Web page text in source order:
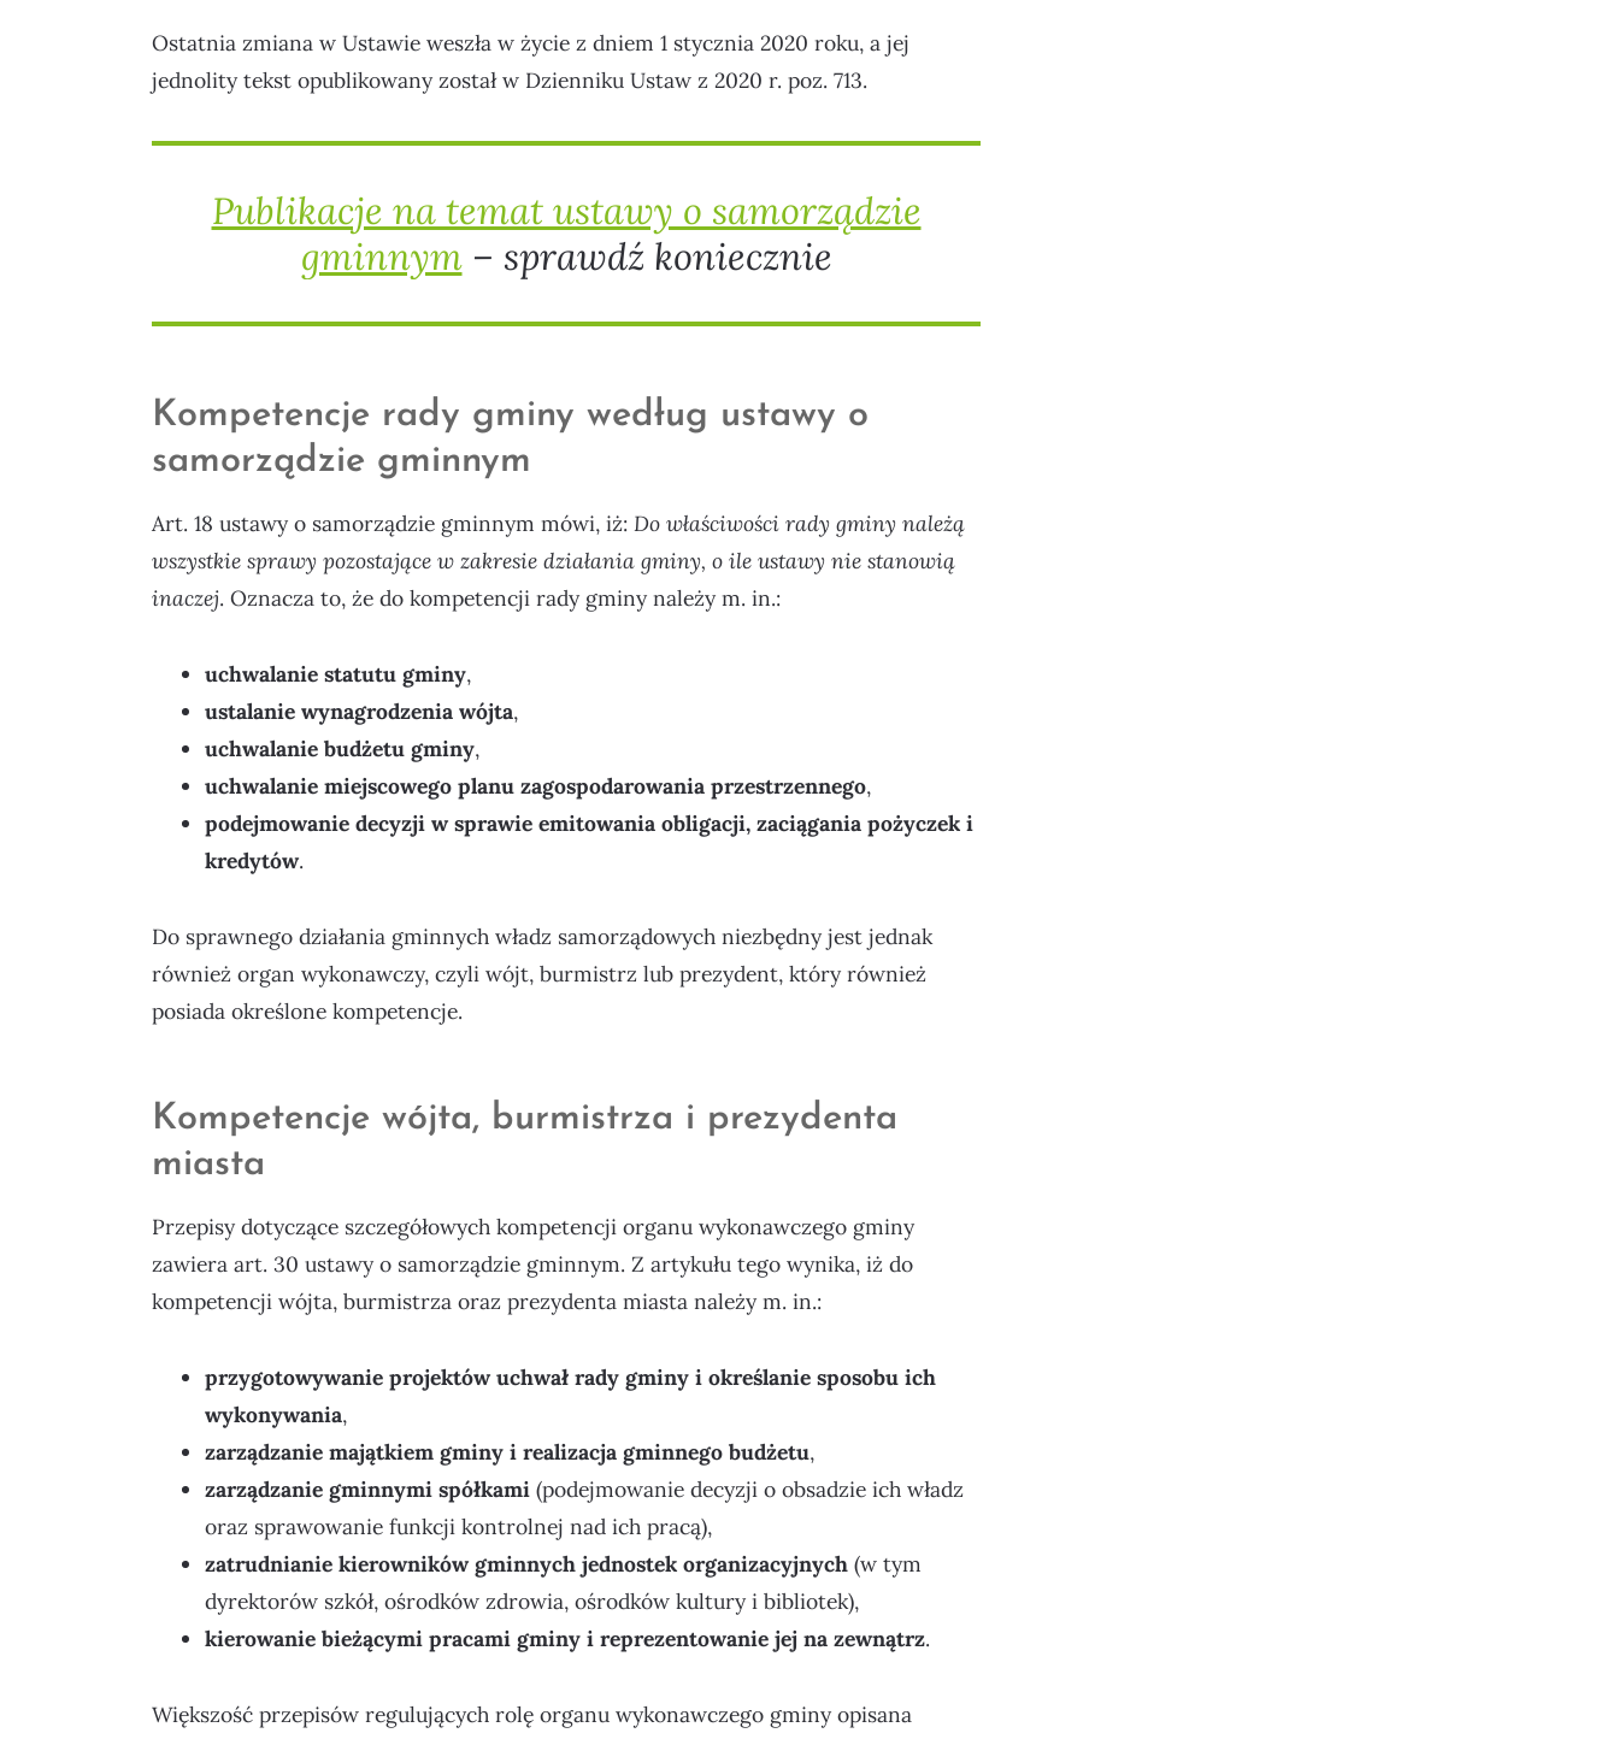
Ostatnia zmiana w Ustawie weszła w życie z dniem 1 stycznia 2020 roku, a jej
jednolity tekst opublikowany został w Dzienniku Ustaw z 2020 r. poz. 713.
Publikacje na temat ustawy o samorządzie
gminnym– sprawdź koniecznie
Kompetencje rady gminy według ustawy o
samorządzie gminnym
Art. 18 ustawy o samorządzie gminnym mówi, iż: Do właściwości rady gminy należą
wszystkie sprawy pozostające w zakresie działania gminy, o ile ustawy nie stanowią
inaczej. Oznacza to, że do kompetencji rady gminy należy m. in.:
uchwalanie statutu gminy,
ustalanie wynagrodzenia wójta,
uchwalanie budżetu gminy,
uchwalanie miejscowego planu zagospodarowania przestrzennego,
podejmowanie decyzji w sprawie emitowania obligacji, zaciągania pożyczek i
kredytów.
Do sprawnego działania gminnych władz samorządowych niezbędny jest jednak
również organ wykonawczy, czyli wójt, burmistrz lub prezydent, który również
posiada określone kompetencje.
Kompetencje wójta, burmistrza i prezydenta
miasta
Przepisy dotyczące szczegółowych kompetencji organu wykonawczego gminy
zawiera art. 30 ustawy o samorządzie gminnym. Z artykułu tego wynika, iż do
kompetencji wójta, burmistrza oraz prezydenta miasta należy m. in.:
przygotowywanie projektów uchwał rady gminy i określanie sposobu ich
wykonywania,
zarządzanie majątkiem gminy i realizacja gminnego budżetu,
zarządzanie gminnymi spółkami(podejmowanie decyzji o obsadzie ich władz
oraz sprawowanie funkcji kontrolnej nad ich pracą),
zatrudnianie kierowników gminnych jednostek organizacyjnych(w tym
dyrektorów szkół, ośrodków zdrowia, ośrodków kultury i bibliotek),
kierowanie bieżącymi pracami gminy i reprezentowanie jej na zewnątrz.
Większość przepisów regulujących rolę organu wykonawczego gminy opisana